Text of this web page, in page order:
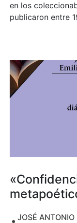
en los
publicaron entre
JOSÉ ANTONIO